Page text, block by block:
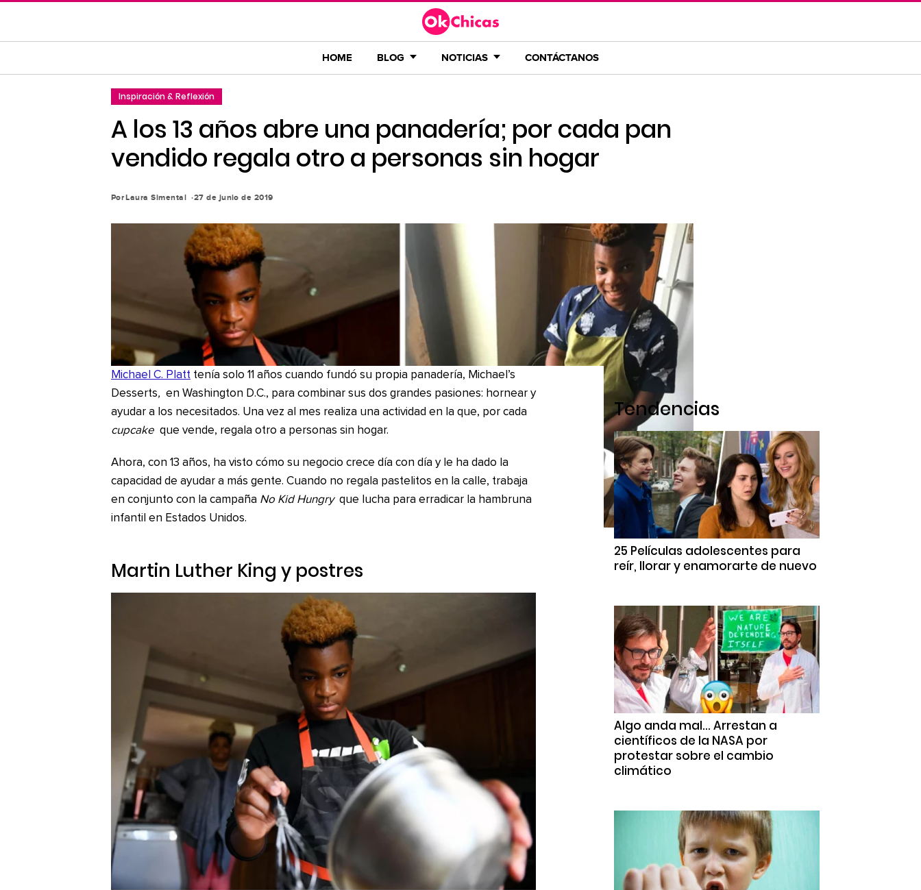
contenido
HOME BLOG NOTICIAS CONTÁCTANOS
Inspiración & Reflexión
A los 13 años abre una panadería; por cada pan
vendido regala otro a personas sin hogar
PorLaura Simental 27 de junio de 2019
Michael C. Platt tenía solo 11 años cuando fundó su propia panadería, Michael’s
Desserts, en Washington D.C., para combinar sus dos grandes pasiones: hornear y
ayudar a los necesitados. Una vez al mes realiza una actividad en la que, por cada
cupcake que vende, regala otro a personas sin hogar.
Ahora, con 13 años, ha visto cómo su negocio crece día con día y le ha dado la
capacidad de ayudar a más gente. Cuando no regala pastelitos en la calle, trabaja
en conjunto con la campaña No Kid Hungry que lucha para erradicar la hambruna
infantil en Estados Unidos.
Martin Luther King y postres
Tendencias
25 Películas adolescentes para
reír, llorar y enamorarte de nuevo
Algo anda mal… Arrestan a
científicos de la NASA por
protestar sobre el cambio
climático